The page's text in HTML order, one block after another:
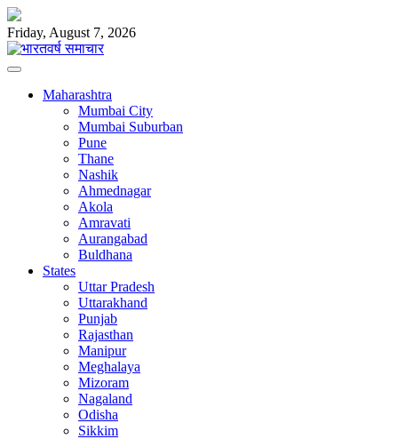
Skip
to
content
Friday, August 7, 2026
Maharashtra
Mumbai City
Mumbai Suburban
Pune
Thane
Nashik
Ahmednagar
Akola
Amravati
Aurangabad
Buldhana
States
Uttar Pradesh
Uttarakhand
Punjab
Rajasthan
Manipur
Meghalaya
Mizoram
Nagaland
Odisha
Sikkim